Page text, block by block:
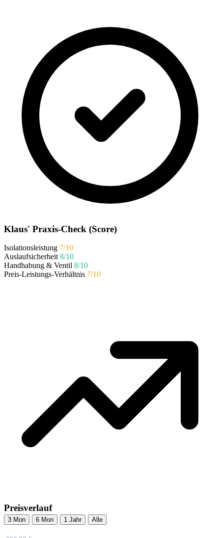
Klaus' Praxis-Check (Score)
Isolationsleistung 7/10
Auslaufsicherheit 8/10
Handhabung & Ventil 8/10
Preis-Leistungs-Verhältnis 7/10
Preisverlauf
3 Mon 6 Mon 1 Jahr Alle